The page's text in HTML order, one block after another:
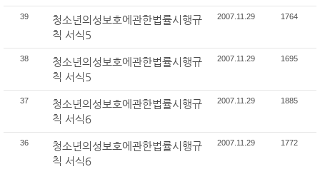
39
청소년의성보호에관한법률시행규
칙 서식5
2007.11.29 1764
38
청소년의성보호에관한법률시행규
칙 서식5
2007.11.29 1695
37
청소년의성보호에관한법률시행규
칙 서식6
2007.11.29 1885
36
청소년의성보호에관한법률시행규
칙 서식6
2007.11.29 1772